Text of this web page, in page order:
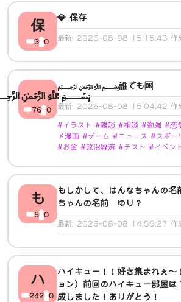
保
3 0
💎 保存
最新: 2026-08-08 15:15:43 作成
76 0
﷽誰でも🆗
最新: 2026-08-08 15:04:42 作
#イラスト #雑談 #相談 #勉強 #恋
メ漫画 #ゲーム #ニュース #スポ
#お金 #政治経済 #テスト #イベン
も
5 0
もしかして、はんなちゃんの
ちゃんの名前 ゆり？
最新: 2026-08-08 14:55:27 作成
ハ
242 0
ハイキュー！！好き集まれぇ～
ョン）前回のハイキュー部屋は
成しました！ありがとう！